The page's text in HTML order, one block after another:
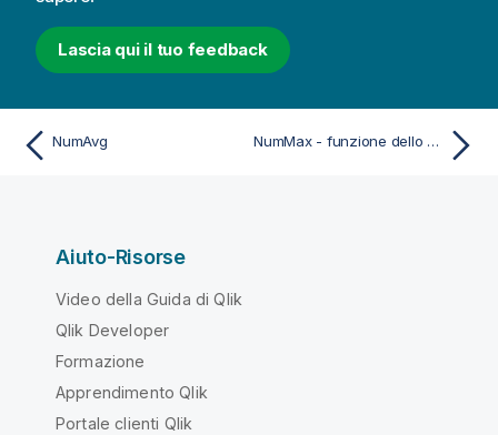
Lascia qui il tuo feedback
NumAvg NumMax - funzione dello script e del grafico
Aiuto-Risorse
Video della Guida di Qlik
Qlik Developer
Formazione
Apprendimento Qlik
Portale clienti Qlik